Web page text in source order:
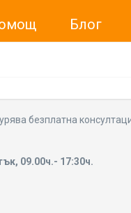
Блог
съобщение бихме
безплатна
09.00ч.- 17:30ч.